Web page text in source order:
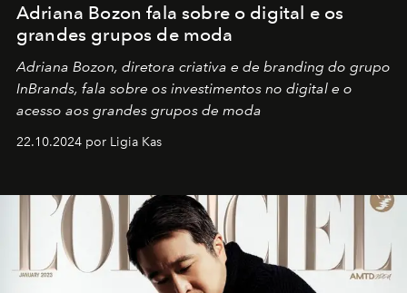
Adriana Bozon fala sobre o digital e os
grandes grupos de moda
Adriana Bozon, diretora criativa e de branding do grupo
InBrands, fala sobre os investimentos no digital e o
acesso aos grandes grupos de moda
22.10.2024 por Ligia Kas